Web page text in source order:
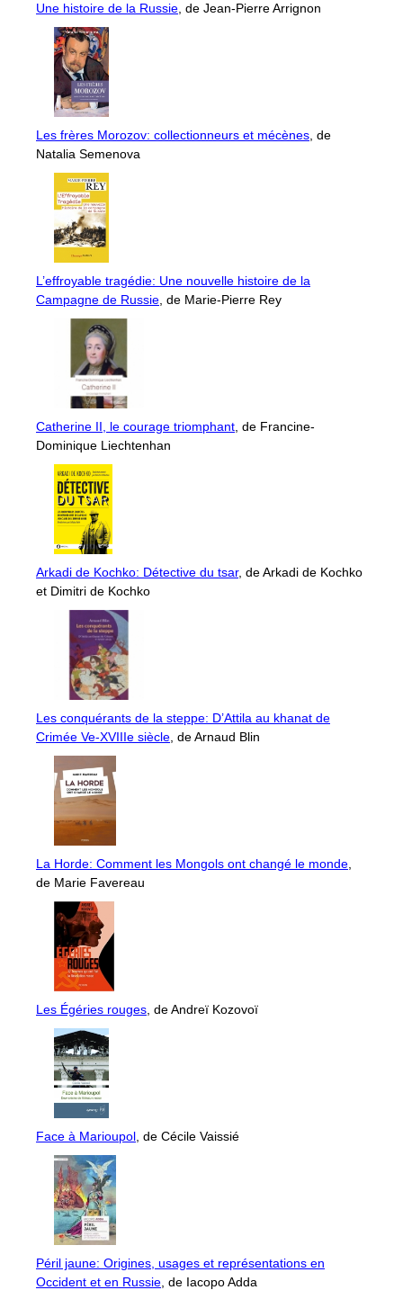
Une histoire de la Russie, de Jean-Pierre Arrignon
Les frères Morozov: collectionneurs et mécènes, de
Natalia Semenova
L’effroyable tragédie: Une nouvelle histoire de la
Campagne de Russie, de Marie-Pierre Rey
Catherine II, le courage triomphant, de Francine-
Dominique Liechtenhan
Arkadi de Kochko: Détective du tsar, de Arkadi de Kochko
et Dimitri de Kochko
Les conquérants de la steppe: D’Attila au khanat de
Crimée Ve-XVIIIe siècle, de Arnaud Blin
La Horde: Comment les Mongols ont changé le monde,
de Marie Favereau
Les Égéries rouges, de Andreï Kozovoï
Face à Marioupol, de Cécile Vaissié
Péril jaune: Origines, usages et représentations en
Occident et en Russie, de Iacopo Adda